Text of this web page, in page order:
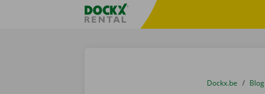
sitename
You are here:
du
Dockx.be to
Blog